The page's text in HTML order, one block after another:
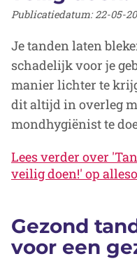
Publicatiedatum:22-05-
Je tanden laten
schadelijk voor je
manier lichter te
dit altijd in overleg
mondhygiënist te
Lees verder over
veilig doen!' op
Gezond
voor een